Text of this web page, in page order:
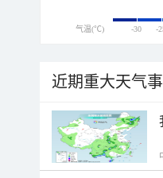
气温(℃) -30 -
近期重大天气